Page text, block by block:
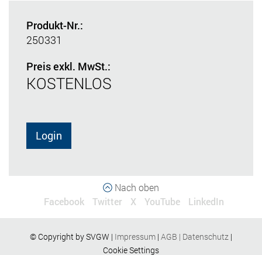
Produkt-Nr.:
250331
Preis exkl. MwSt.:
KOSTENLOS
Login
Nach oben
Facebook
Twitter X YouTube LinkedIn
© Copyright by SVGW | Impressum | AGB | Datenschutz |
Cookie Settings